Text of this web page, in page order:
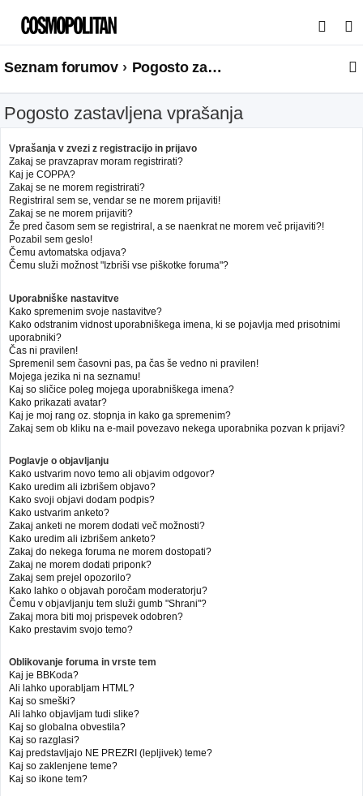
s
a
Seznam forumov Pogosto zastavljena vprašanja
Pogosto zastavljena vprašanja
Vprašanja v zvezi z registracijo in prijavo
Zakaj se pravzaprav moram registrirati?
Kaj je COPPA?
Zakaj se ne morem registrirati?
Registriral sem se, vendar se ne morem prijaviti!
Zakaj se ne morem prijaviti?
Že pred časom sem se registriral, a se naenkrat ne morem več prijaviti?!
Pozabil sem geslo!
Čemu avtomatska odjava?
Čemu služi možnost "Izbriši vse piškotke foruma"?
Uporabniške nastavitve
Kako spremenim svoje nastavitve?
Kako odstranim vidnost uporabniškega imena, ki se pojavlja med prisotnimi
uporabniki?
Čas ni pravilen!
Spremenil sem časovni pas, pa čas še vedno ni pravilen!
Mojega jezika ni na seznamu!
Kaj so sličice poleg mojega uporabniškega imena?
Kako prikazati avatar?
Kaj je moj rang oz. stopnja in kako ga spremenim?
Zakaj sem ob kliku na e-mail povezavo nekega uporabnika pozvan k prijavi?
Poglavje o objavljanju
Kako ustvarim novo temo ali objavim odgovor?
Kako uredim ali izbrišem objavo?
Kako svoji objavi dodam podpis?
Kako ustvarim anketo?
Zakaj anketi ne morem dodati več možnosti?
Kako uredim ali izbrišem anketo?
Zakaj do nekega foruma ne morem dostopati?
Zakaj ne morem dodati priponk?
Zakaj sem prejel opozorilo?
Kako lahko o objavah poročam moderatorju?
Čemu v objavljanju tem služi gumb "Shrani"?
Zakaj mora biti moj prispevek odobren?
Kako prestavim svojo temo?
Oblikovanje foruma in vrste tem
Kaj je BBKoda?
Ali lahko uporabljam HTML?
Kaj so smeški?
Ali lahko objavljam tudi slike?
Kaj so globalna obvestila?
Kaj so razglasi?
Kaj predstavljajo NE PREZRI (lepljivek) teme?
Kaj so zaklenjene teme?
Kaj so ikone tem?